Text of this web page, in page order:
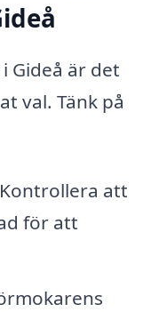
Gideå är det
val. Tänk på
Kontrollera att
för att